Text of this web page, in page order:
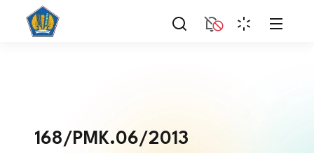
168/PMK.06/2013